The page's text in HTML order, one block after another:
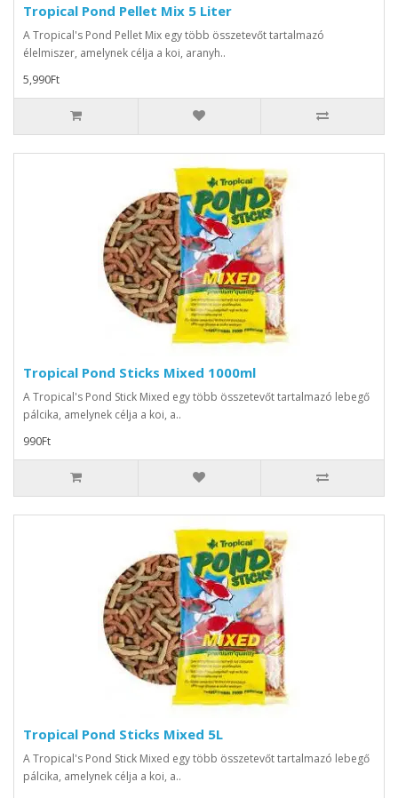
Tropical Pond Pellet Mix 5 Liter
A Tropical's Pond Pellet Mix egy több összetevőt tartalmazó
élelmiszer, amelynek célja a koi, aranyh..
5,990Ft
Tropical Pond Sticks Mixed 1000ml
A Tropical's Pond Stick Mixed egy több összetevőt tartalmazó lebegő
pálcika, amelynek célja a koi, a..
990Ft
Tropical Pond Sticks Mixed 5L
A Tropical's Pond Stick Mixed egy több összetevőt tartalmazó lebegő
pálcika, amelynek célja a koi, a..